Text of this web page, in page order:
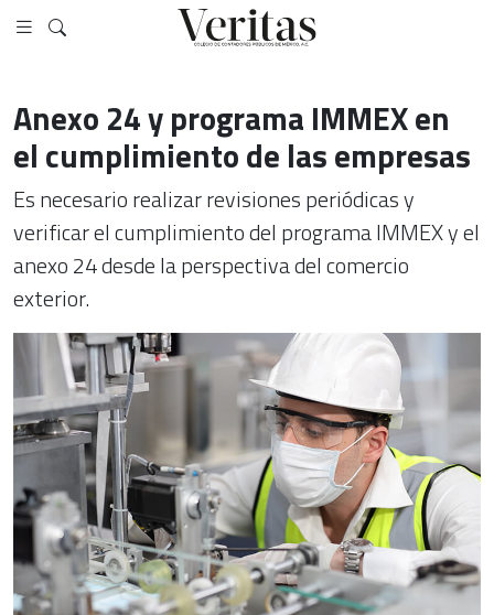
Anexo 24 y programa IMMEX en
el cumplimiento de las empresas
Es necesario realizar revisiones periódicas y
verificar el cumplimiento del programa IMMEX y el
anexo 24 desde la perspectiva del comercio
exterior.